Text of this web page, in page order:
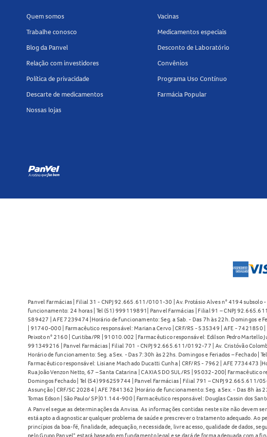
Quem somos
Trabalhe conosco
Blog da Panvel
Relação com investidores
Política de privacidade
Descarte de medicamentos
Nossas lojas
Vacinas
Medicamentos especiais
Desconto de Laboratório
Convênios
Programa Uso Contínuo
Farmácia Popular
Panvel Farmácias | Filial 31 - CNPJ 92.665.611/0101-30 | Av. Protásio Alves n° 4194
funcionamento: 24 horas | Tel (51) 999119891| Panvel Farmácias | Filial 91 – CNPJ
589427 | AFE 7239474 |Horário de funcionamento: Seg. a Sab. - Das 7h às 22h. Domingos
| 91740-000 | Farmacêutico responsável: Mariana Cervo | CRF/RS - 535349 | AFE -
Peixoto n° 2160 | Curitiba/PR | 91010.002 | Farmacêutico responsável: Edilson Pedro Martello
991349216 | Panvel Farmácias | Filial 701 - CNPJ 92.665.611/0192-77 | Av. Cristóvão
Horário de funcionamento: Seg. a Sex. - Das 7:30h às 22hs. Domingos e Feriados –
Farmacêutico responsável: Lisiane Machado Ducatti Cunha | CRF/RS - 7962 | AFE 7734473
Rua João Venzon Netto, 67 – Santa Catarina | CAXIAS DO SUL/RS | 95032-200|
Domingos Fechado | Tel (54) 996259744 | Panvel Farmácias | Filial 791 – CNPJ 92.665.611/
Assunção | CRF/SC 20284 | AFE 7841362 |Horário de funcionamento: Seg. a Sex. - Das 8h
Tomas Edson | São Paulo/ SP |01.144-900 | Farmacêutico responsável: Douglas Cassin dos
A Panvel segue as determinações da Anvisa. As informações contidas neste site não devem
está apto a diagnosticar qualquer problema de saúde e prescrever o tratamento adequado. Ao
princípios da boa-fé, finalidade, adequação, necessidade, livre acesso, qualidade de dados,
pelo Grupo Panvel* estará baseado em fundamento legal e se dará de forma adequada com a